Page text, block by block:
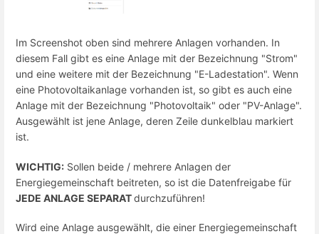
Im Screenshot oben sind mehrere Anlagen vorhanden. In
diesem Fall gibt es eine Anlage mit der Bezeichnung "Strom"
und eine weitere mit der Bezeichnung "E-Ladestation". Wenn
eine Photovoltaikanlage vorhanden ist, so gibt es auch eine
Anlage mit der Bezeichnung "Photovoltaik" oder "PV-Anlage".
Ausgewählt ist jene Anlage, deren Zeile dunkelblau markiert
ist.
WICHTIG: Sollen beide / mehrere Anlagen der
Energiegemeinschaft beitreten, so ist die Datenfreigabe für
JEDE ANLAGE SEPARATdurchzuführen!
Wird eine Anlage ausgewählt, die einer Energiegemeinschaft